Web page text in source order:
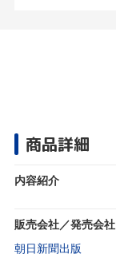
商品詳細
内容紹介
販売会社／発売会社
朝日新聞出版